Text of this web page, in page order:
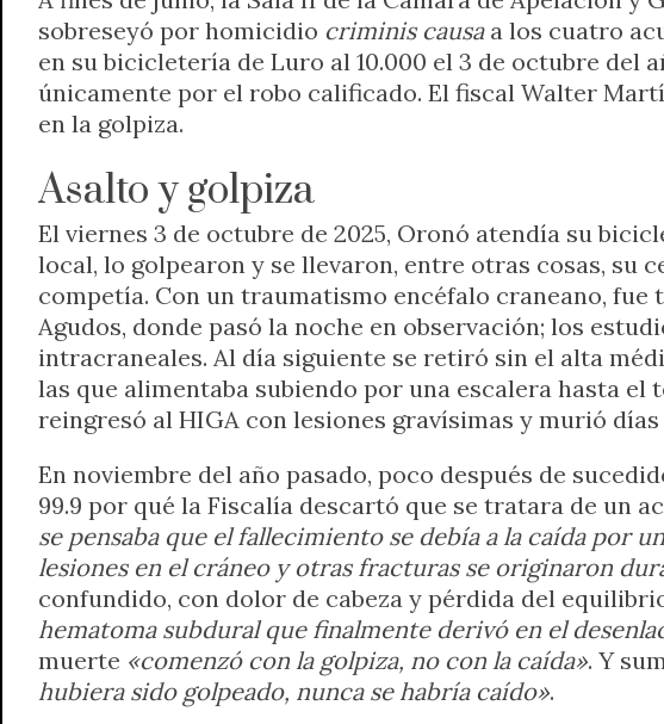
sobreseyó por homicidio criminis causaa los cuatro
en su bicicletería de Luro al 10.000 el 3 de octubre del
únicamente por el robo calificado. El fiscal Walter
en la golpiza.
Asalto y golpiza
El viernes 3 de octubre de 2025, Oronó atendía su
local, lo golpearon y se llevaron, entre otras cosas, su
competía. Con un traumatismo encéfalo craneano,
Agudos, donde pasó la noche en observación; los
intracraneales. Al día siguiente se retiró sin el alta
las que alimentaba subiendo por una escalera hasta el
reingresó al HIGA con lesiones gravísimas y murió días
En noviembre del año pasado, poco después de
99.9 por qué la Fiscalía descartó que se tratara de un
se pensaba que el fallecimiento se debía a la caída por
lesiones en el cráneo y otras fracturas se originaron
confundido, con dolor de cabeza y pérdida del
hematoma subdural que finalmente derivó en el
muerte «comenzó con la golpiza, no con la caída». Y
hubiera sido golpeado, nunca se habría caído».